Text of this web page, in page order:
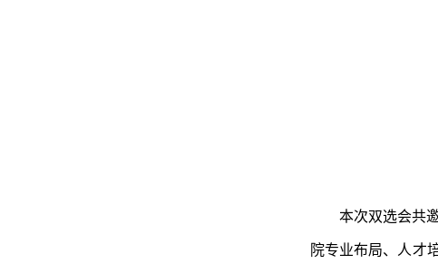
本次双选会共
院专业布局、人才